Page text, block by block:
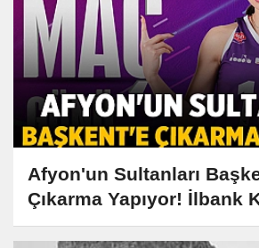
Afyon'un Sultanları
Çıkarma Yapıyor! İlbank